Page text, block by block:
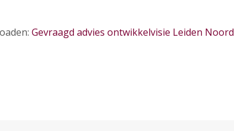
Gevraagd advies ontwikkelvisie Leiden Noord